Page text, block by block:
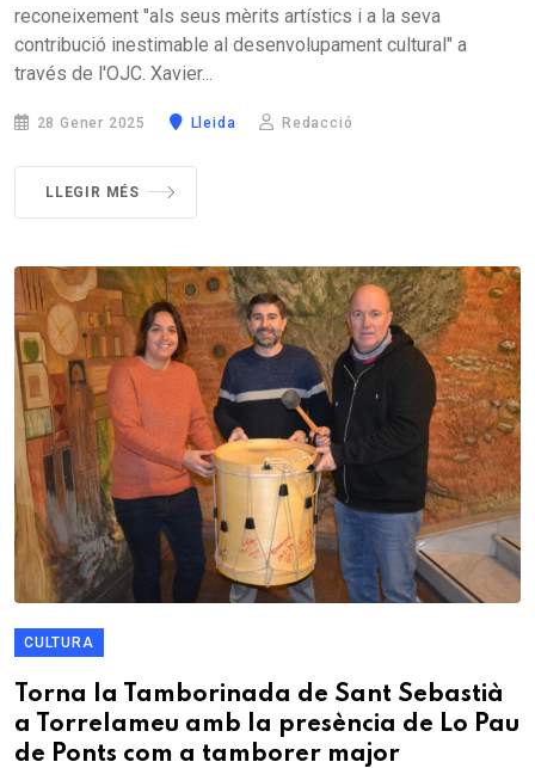
reconeixement "als seus mèrits artístics i a la seva
contribució inestimable al desenvolupament cultural" a
través de l'OJC. Xavier...
28 Gener 2025 Lleida Redacció
LLEGIR MÉS
CULTURA
Torna la Tamborinada de Sant Sebastià
a Torrelameu amb la presència de Lo Pau
de Ponts com a tamborer major